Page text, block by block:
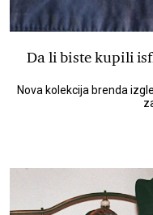
Da li biste kupili
Nova kolekcija brenda